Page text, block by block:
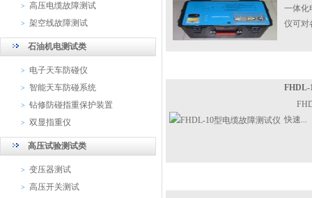
> 高压电缆故障测试
> 架空线故障测试
石油机电测试类
> 电子天车防碰仪
> 智能天车防碰系统
> 钻修防碰指重保护装置
> 双显指重仪
高压试验测试类
> 变压器测试
> 高压开关测试
一体化
仪可对
FHDL-
快速...